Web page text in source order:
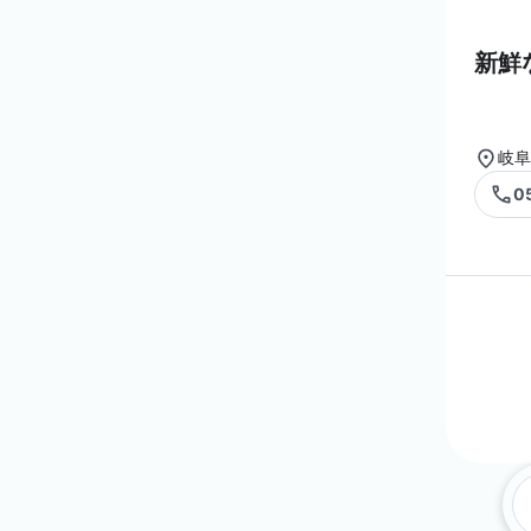
新鮮
岐